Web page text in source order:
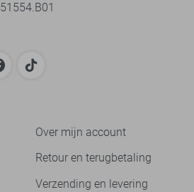
Over mijn account
Retour en terugbetaling
Verzending en levering